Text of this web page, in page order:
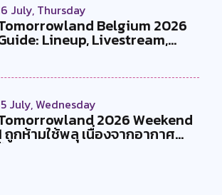
July, Thursday
Belgium 2026
Lineup, Livestream,
July, Wednesday
2026 Weekend
ถูกห้ามใช้พลุ เนื่องจากอากาศ
น...